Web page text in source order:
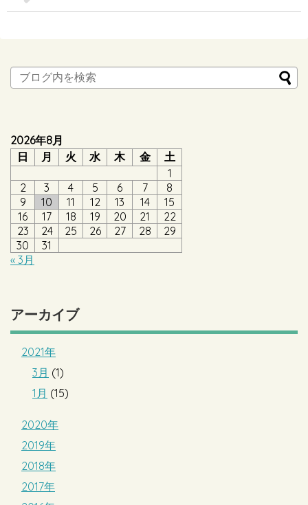
2026年8月
日
月 火 水 木 金
土
1
2
3 4 5 6 7
8
9
10 11 12 13 14
15
16
17 18 19 20 21
22
23
24 25 26 27 28
29
30
31
« 3月
アーカイブ
2021年
3月 (1)
1月 (15)
2020年
2019年
2018年
2017年